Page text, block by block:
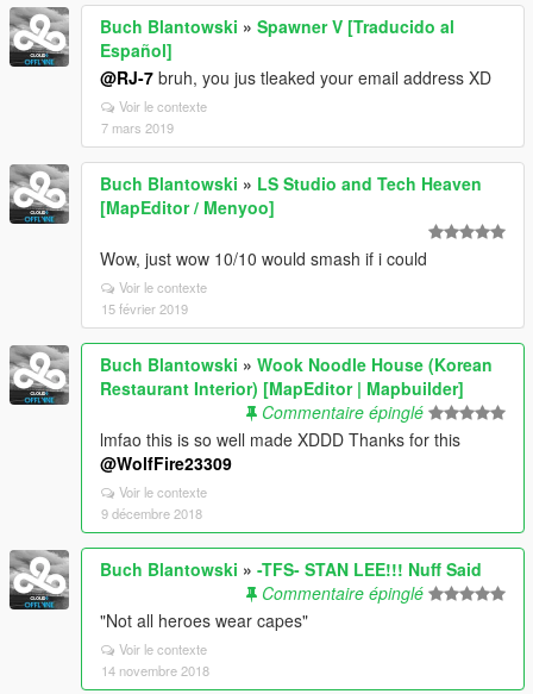
Buch Blantowski » Spawner V [Traducido al
Español]
@RJ-7 bruh, you jus tleaked your email address XD
Voir le contexte
7 mars 2019
Buch Blantowski » LS Studio and Tech Heaven
[MapEditor / Menyoo]
Wow, just wow 10/10 would smash if i could
Voir le contexte
15 février 2019
Buch Blantowski » Wook Noodle House (Korean
Restaurant Interior) [MapEditor | Mapbuilder]
Commentaire épinglé
lmfao this is so well made XDDD Thanks for this
@WolfFire23309
Voir le contexte
9 décembre 2018
Buch Blantowski » -TFS- STAN LEE!!! Nuff Said
Commentaire épinglé
"Not all heroes wear capes"
Voir le contexte
14 novembre 2018